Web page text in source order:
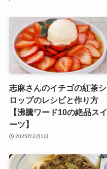
志麻さんのイチゴの紅茶シ
ロップのレシピと作り方
【沸騰ワード10の絶品スイ
ーツ】
2025年3月1日